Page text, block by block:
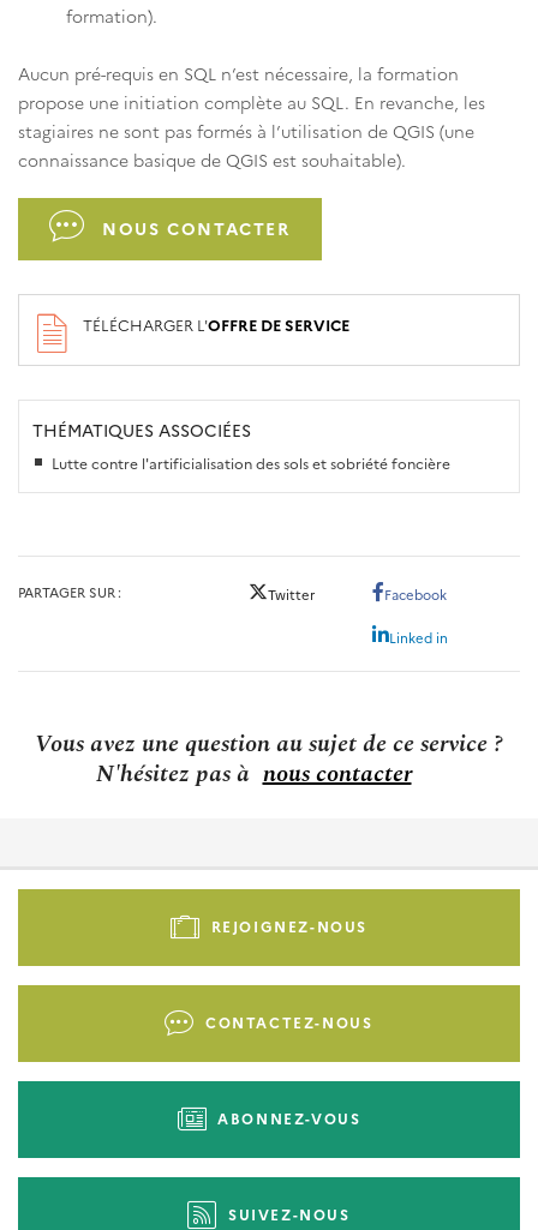
formation).
Aucun pré-requis en SQL n’est nécessaire, la formation
propose une initiation complète au SQL. En revanche, les
stagiaires ne sont pas formés à l’utilisation de QGIS (une
connaissance basique de QGIS est souhaitable).
NOUS CONTACTER
TÉLÉCHARGER L'OFFRE DE SERVICE
THÉMATIQUES ASSOCIÉES
Lutte contre l'artificialisation des sols et sobriété foncière
PARTAGER SUR Twitter Facebook
Linked in
Vous avez une question au sujet de ce service ?
N'hésitez pas à nous contacter
Pied
-
REJOIGNEZ-NOUS
CONTACTEZ-NOUS
ABONNEZ-VOUS
SUIVEZ-NOUS